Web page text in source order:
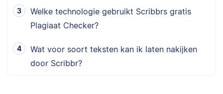
Welke technologie gebruikt Scribbrs gratis
Plagiaat Checker?
Wat voor soort teksten kan ik laten nakijken
door Scribbr?